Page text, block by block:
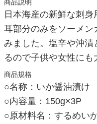
商品説明
日本海産の新鮮な刺身
耳部分のみをソーメ
みました。塩辛や沖
るので子供や女性にも
商品規格
○名称：いか醤油漬け
○内容量：150g×3P
○原材料名：するめい